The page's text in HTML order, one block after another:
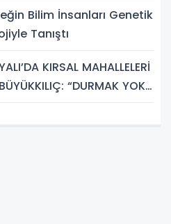
Bilim İnsanları Genetik
Tanıştı
KIRSAL MAHALLELERİ
“DURMAK YOK.